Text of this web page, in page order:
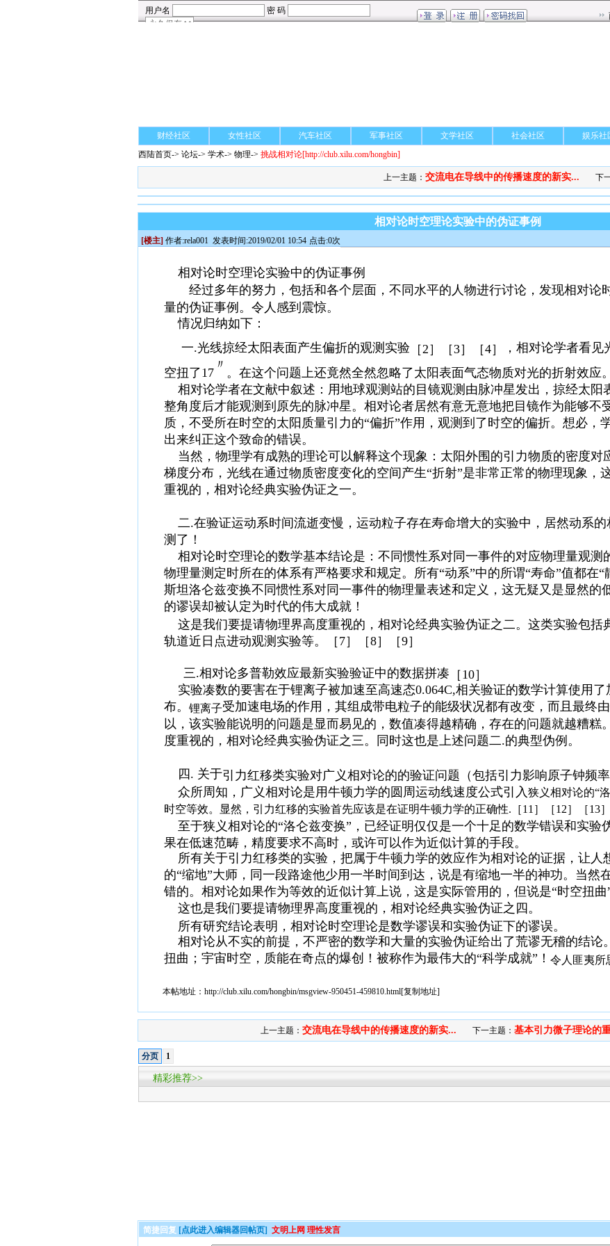
财经社区 女性社区 汽车社区 军事社区 文学社区 社会社区 娱乐社
西陆首页-> 论坛-> 学术-> 物理-> 挑战相对论[http://club.xilu.com/hongbin]
上一主题： 交流电在导线中的传播速度的新实... 下
相对论时空理论实验中的伪证事例
[楼主] 作者:rela001 发表时间:2019/02/01 10:54 点击:0次
相对论时空理论实验中的伪证事例
经过多年的努力，包括和各个层面，不同水平的人物进行讨论，发现相对论
量的伪证事例。令人感到震惊。
情况归纳如下：
一.光线掠经太阳表面产生偏折的观测实验 ［2］［3］［4］ ，相对论学者看见
空扭了17
〃
。在这个问题上还竟然全然忽略了太阳表面气态物质对光的折射效应。
相对论学者在文献中叙述： 用地球观测站的 目镜观测由脉冲星发出，掠经太阳
整角度后才能观测到原先的脉冲星。相对论者居然有意无意地把目镜作为能够不
质，不受所在时空的太阳质量引力的“偏折”作用，观测到了时空的偏折。想必，
出来纠正这个致命的错误。
当然，物理学有成熟的理论可以解释这个现象：太阳外围的引力物质的密度对
梯度分布，光线在通过物质密度变化的空间产生“折射”是非常正常的物理现象，
重视的，相对论经典实验伪证之一。
二.在验证运动系时间流逝变慢，运动粒子存在寿命增大的实验中， 居然动系
测了！
相对论时空理论的数学基本结论是：不同惯性系对同一事件的对应物理量观测
物理量测定时所在的体系有严格要求和规定。所有“动系”中的所谓“寿命”值都在
斯坦洛仑兹变换不同惯性系对同一事件的物理量表述和定义 ， 这无疑又是显然的
的谬误却被认定为时代的伟大成就！
这是我们要提请物理界高度重视的，相对论经典实验伪证之二。这类实验包括
轨道近日点进动观测实验等。［7］［8］［9］
三.相对论多普勒效应最新实验验证中的数据拼凑 ［10］
实验凑数的要害在于锂离子被加速至高速态0.064C,相关验证的数学计算使用
布。
锂离子受加速电场的作用，其组成带电粒子的能级状况都有改变，而且最终由
以，该实验能说明的问题是显而易见的，数值凑得越精确，存在的问题就越糟糕。
度重视的，相对论经典实验伪证之三。同时这也是上述问题二.的典型伪例。
四 . 关于引力红移类实验对广义相对论的的验证问题（包括引力影响原子钟频率
众所周知，广义相对论是用牛顿力学的圆周运动线速度公式引入 狭义相对论的“
时空等效。显然，引力红移的实验首先应该是在证明牛顿力学的正确性.［11］［12］［13］
至于狭义相对论的“洛仑兹变换”，已经证明仅仅是一个十足的数学错误和实验
果在低速范畴，精度要求不高时，或许可以作为近似计算的手段。
所有关于引力红移类的实验，把属于牛顿力学的效应作为相对论的证据，让人
的“缩地”大师，同一段路途他少用一半时间到达，说是有缩地一半的神功。当然
错的。相对论如果作为等效的近似计算上说，这是实际管用的，但说是“时空扭曲
这也是我们要提请物理界高度重视的，相对论经典实验伪证之四。
所有研究结论表明，相对论时空理论是数学谬误和实验伪证下的谬误。
相对论从不实的前提，不严密的数学和大量的实验伪证给出了荒谬无稽的结论
扭曲；宇宙时空，质能在奇点的爆创！被称作为最伟大的“科学成就”！ 令人匪夷所
本帖地址： http://club.xilu.com/hongbin/msgview-950451-459810.html[复制地址]
上一主题：交流电在导线中的传播速度的新实... 下一主题：基本引力微子理论的
分页 1
精彩推荐>>
简捷回复 [点此进入编辑器回帖页] 文明上网 理性发言